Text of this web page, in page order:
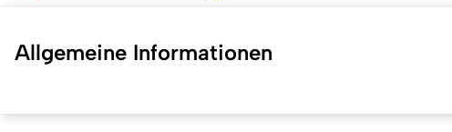
Allgemeine Informationen